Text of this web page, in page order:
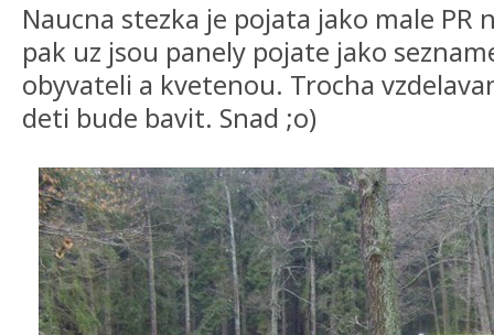
Naucna stezka je pojata jako male PR
pak uz jsou panely pojate jako
obyvateli a kvetenou. Trocha
deti bude bavit. Snad ;o)